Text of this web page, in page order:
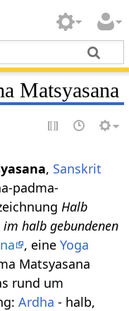
Matsyasana
, Sanskrit
padma-
Halb
im halb gebundenen
, eineYoga
Matsyasana
rund um
Ardha - halb,